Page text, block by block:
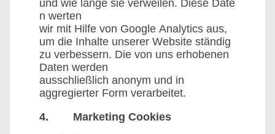
und wie lange sie verweilen. Diese Date
n werten
wir mit Hilfe von Google Analytics aus,
um die Inhalte unserer Website ständig
zu verbessern. Die von uns erhobenen
Daten werden
ausschließlich anonym und in
aggregierter Form verarbeitet.
4. Marketing Cookies